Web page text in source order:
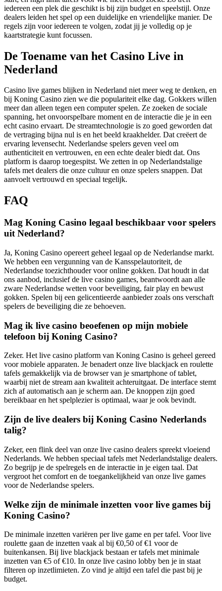
iedereen een plek die geschikt is bij zijn budget en speelstijl. Onze
dealers leiden het spel op een duidelijke en vriendelijke manier. De
regels zijn voor iedereen te volgen, zodat jij je volledig op je
kaartstrategie kunt focussen.
De Toename van het Casino Live in
Nederland
Casino live games blijken in Nederland niet meer weg te denken, en
bij Koning Casino zien we die populariteit elke dag. Gokkers willen
meer dan alleen tegen een computer spelen. Ze zoeken de sociale
spanning, het onvoorspelbare moment en de interactie die je in een
echt casino ervaart. De streamtechnologie is zo goed geworden dat
de vertraging bijna nul is en het beeld kraakhelder. Dat creëert de
ervaring levensecht. Nederlandse spelers geven veel om
authenticiteit en vertrouwen, en een echte dealer biedt dat. Ons
platform is daarop toegespitst. We zetten in op Nederlandstalige
tafels met dealers die onze cultuur en onze spelers snappen. Dat
aanvoelt vertrouwd en speciaal tegelijk.
FAQ
Mag Koning Casino legaal beschikbaar voor spelers
uit Nederland?
Ja, Koning Casino opereert geheel legaal op de Nederlandse markt.
We hebben een vergunning van de Kansspelautoriteit, de
Nederlandse toezichthouder voor online gokken. Dat houdt in dat
ons aanbod, inclusief de live casino games, beantwoordt aan alle
zware Nederlandse wetten voor beveiliging, fair play en bewust
gokken. Spelen bij een gelicentieerde aanbieder zoals ons verschaft
spelers de beveiliging die ze behoeven.
Mag ik live casino beoefenen op mijn mobiele
telefoon bij Koning Casino?
Zeker. Het live casino platform van Koning Casino is geheel gereed
voor mobiele apparaten. Je benadert onze live blackjack en roulette
tafels gemakkelijk via de browser van je smartphone of tablet,
waarbij niet de stream aan kwaliteit achteruitgaat. De interface stemt
zich af automatisch aan je scherm aan. De knoppen zijn goed
bereikbaar en het spelplezier is optimaal, waar je ook bevindt.
Zijn de live dealers bij Koning Casino Nederlands
talig?
Zeker, een flink deel van onze live casino dealers spreekt vloeiend
Nederlands. We hebben speciaal tafels met Nederlandstalige dealers.
Zo begrijp je de spelregels en de interactie in je eigen taal. Dat
vergroot het comfort en de toegankelijkheid van onze live games
voor de Nederlandse spelers.
Welke zijn de minimale inzetten voor live games bij
Koning Casino?
De minimale inzetten variëren per live game en per tafel. Voor live
roulette gaan de inzetten vaak al bij €0,50 of €1 voor de
buitenkansen. Bij live blackjack bestaan er tafels met minimale
inzetten van €5 of €10. In onze live casino lobby ben je in staat
filteren op inzetlimieten. Zo vind je altijd een tafel die past bij je
budget.